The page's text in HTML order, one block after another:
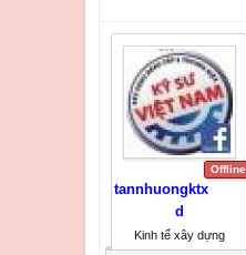
Offline
tannhuongktx
d
Kinh tế xây dựng